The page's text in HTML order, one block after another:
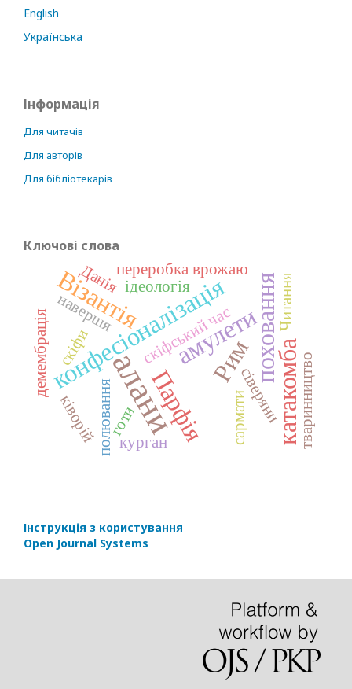
English
Українська
Інформація
Для читачів
Для авторів
Для бібліотекарів
Ключові слова
алани
амулети
конфесіоналізація
Парфія
Римпоховання
Візантія
катакомба
демембрація скіфський час
переробка врожаю
полювання сіверяни тваринництво
готи сармати
Читання
ідеологія
Данія
навершя
скіфи
ківорій курган
Інструкція з користування
Open Journal Systems